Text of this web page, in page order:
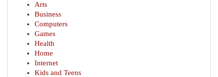
Arts
Business
Computers
Games
Health
Home
Internet
Kids and Teens